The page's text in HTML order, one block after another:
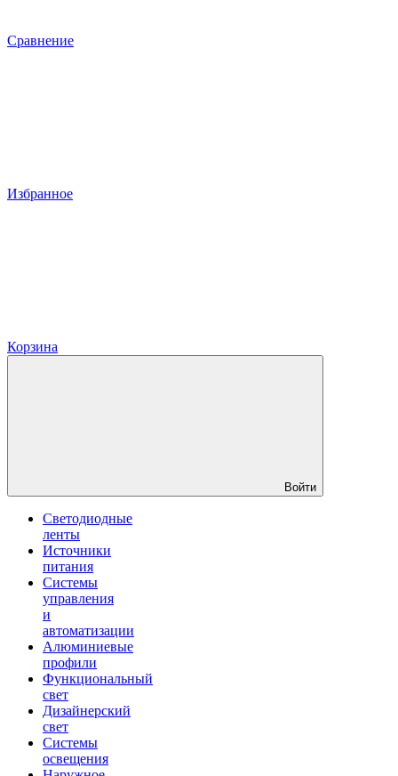
Сравнение
Избранное
Корзина
Войти
Светодиодные
ленты
Источники
питания
Системы
управления
и
автоматизации
Алюминиевые
профили
Функциональный
свет
Дизайнерский
свет
Системы
освещения